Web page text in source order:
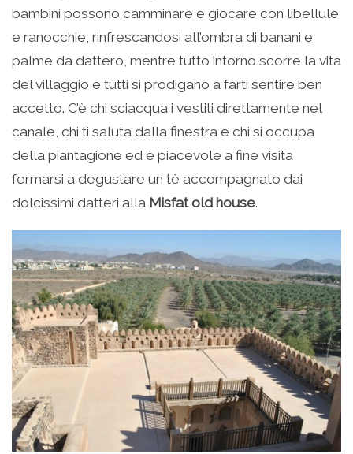
bambini possono camminare e giocare con libellule
e ranocchie, rinfrescandosi all’ombra di banani e
palme da dattero, mentre tutto intorno scorre la vita
del villaggio e tutti si prodigano a farti sentire ben
accetto. C’è chi sciacqua i vestiti direttamente nel
canale, chi ti saluta dalla finestra e chi si occupa
della piantagione ed è piacevole a fine visita
fermarsi a degustare un tè accompagnato dai
dolcissimi datteri alla Misfat old house.